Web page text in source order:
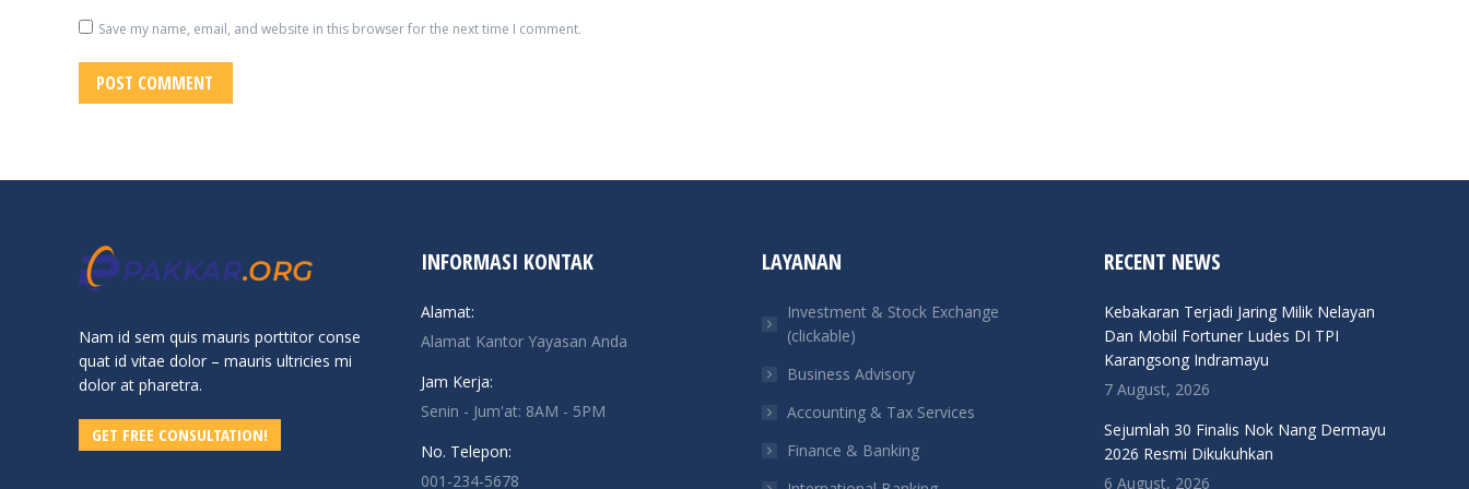
Save my name, email, and website in this browser for the next time I comment.
POST COMMENT
Nam id sem quis mauris porttitor conse
quat id vitae dolor – mauris ultricies mi
dolor at pharetra.
GET FREE CONSULTATION!
INFORMASI KONTAK
Alamat:
Alamat Kantor Yayasan Anda
Jam Kerja:
Senin - Jum'at: 8AM - 5PM
No. Telepon:
001-234-5678
LAYANAN
Investment & Stock Exchange
(clickable)
Business Advisory
Accounting & Tax Services
Finance & Banking
RECENT NEWS
Kebakaran Terjadi Jaring Milik Nelayan
Dan Mobil Fortuner Ludes DI TPI
Karangsong Indramayu
7 August, 2026
Sejumlah 30 Finalis Nok Nang Dermayu
2026 Resmi Dikukuhkan
6 August, 2026